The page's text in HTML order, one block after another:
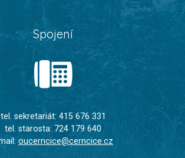
Spojení
tel. sekretariát: 415 676 331
tel. starosta: 724 179 640
oucerncice@cerncice.cz